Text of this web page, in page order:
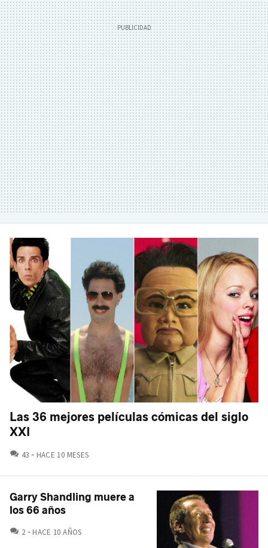
Las 36 mejores películas cómicas del siglo
XXI
43 COMENTARIOS
HACE 10 MESES
Garry Shandling muere a
los 66 años
2 COMENTARIOS
HACE 10 AÑOS